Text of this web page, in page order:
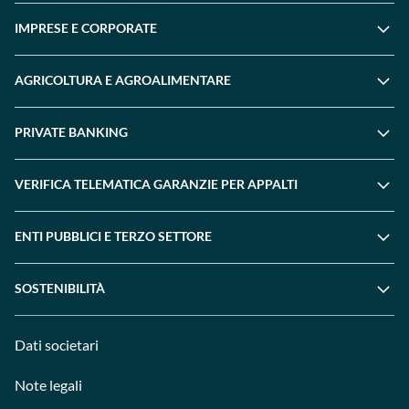
IMPRESE E CORPORATE
AGRICOLTURA E AGROALIMENTARE
PRIVATE BANKING
VERIFICA TELEMATICA GARANZIE PER APPALTI
ENTI PUBBLICI E TERZO SETTORE
SOSTENIBILITÀ
Dati societari
Note legali